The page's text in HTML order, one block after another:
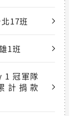
17班
1班
1 冠軍隊
計捐款